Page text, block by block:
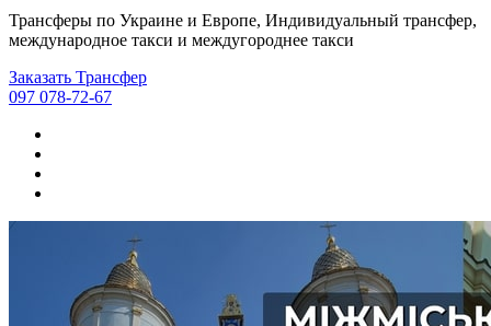
Трансферы по Украине и Европе, Индивидуальный трансфер,
международное такси и междугороднее такси
Заказать Трансфер
097 078-72-67